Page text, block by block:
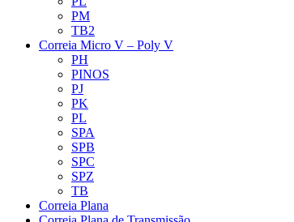
PM
TB2
Correia Micro V – Poly V
PH
PINOS
PJ
PK
PL
SPA
SPB
SPC
SPZ
TB
Correia Plana